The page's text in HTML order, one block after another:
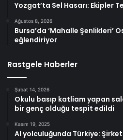
Yozgat’ta Sel Hasarı: Ekipler
Ağustos 8, 2026
Bursa’da ‘Mahalle Şenlikleri’
eğlendiriyor
Rastgele Haberler
Şubat 14, 2026
Okulu basıp katliam yapan
bir genç olduğu tespit edildi
Kasım 19, 2025
AI yolculuğunda Türkiye: